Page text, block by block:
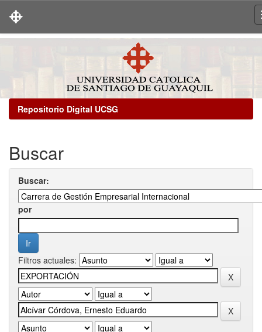
Repositorio Digital UCSG
Buscar
Buscar:
por
Filtros actuales: